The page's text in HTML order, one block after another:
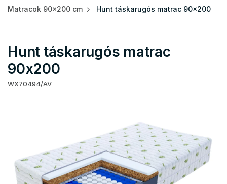
Matracok 90x200 cm
Hunt táskarugós matrac 90x200
Hunt táskarugós matrac
90x200
WX70494/AV